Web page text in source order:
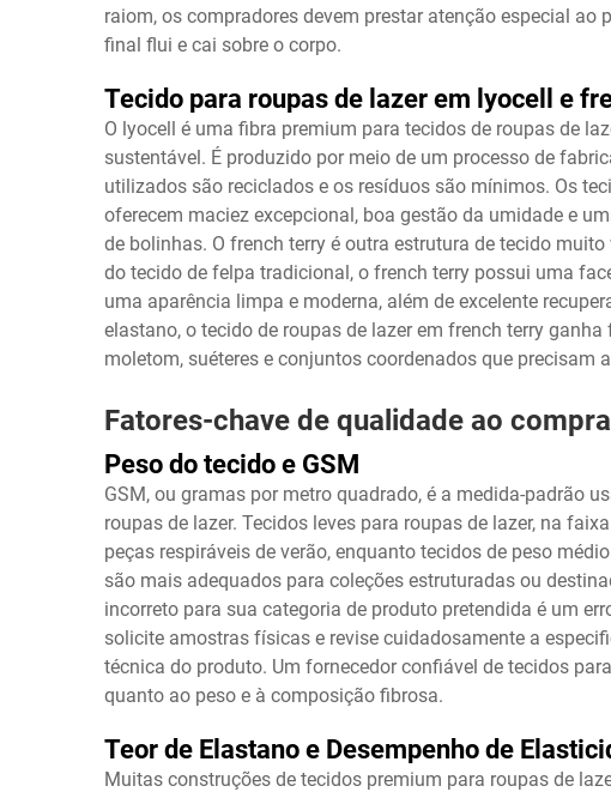
raiom, os compradores devem prestar atenção especial ao
final flui e cai sobre o corpo.
Tecido para roupas de lazer em lyocell e
O lyocell é uma fibra premium para tecidos de roupas de
sustentável. É produzido por meio de um processo de
utilizados são reciclados e os resíduos são mínimos. Os
oferecem maciez excepcional, boa gestão da umidade e
de bolinhas. O french terry é outra estrutura de tecido
do tecido de felpa tradicional, o french terry possui uma
uma aparência limpa e moderna, além de excelente
elastano, o tecido de roupas de lazer em french terry
moletom, suéteres e conjuntos coordenados que precisam
Fatores-chave de qualidade ao
Peso do tecido e GSM
GSM, ou gramas por metro quadrado, é a medida-padrão
roupas de lazer. Tecidos leves para roupas de lazer, na
peças respiráveis de verão, enquanto tecidos de peso
são mais adequados para coleções estruturadas ou
incorreto para sua categoria de produto pretendida é um
solicite amostras físicas e revise cuidadosamente a
técnica do produto. Um fornecedor confiável de tecidos
quanto ao peso e à composição fibrosa.
Teor de Elastano e Desempenho de
Muitas construções de tecidos premium para roupas de